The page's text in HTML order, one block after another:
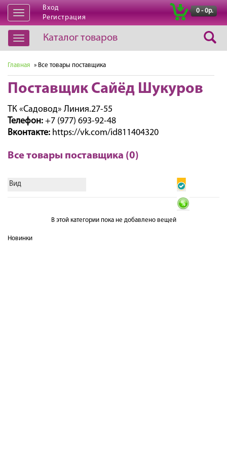
Открыть
навигацию
Вход
Регистрация
0 - 0р.
Открыть
навигацию
Каталог товаров
Главная » Все товары поставщика
Поставщик Сайёд Шукуров
ТК «Садовод» Линия.27-55
Телефон: +7 (977) 693-92-48
Вконтакте: https://vk.com/id811404320
Все товары поставщика (0)
Вид
В этой категории пока не добавлено вещей
Новинки